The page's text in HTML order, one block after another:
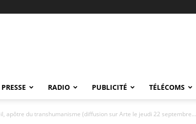
PRESSE RADIO PUBLICITÉ TÉLÉCOMS
apôtre du transhumanisme (diffusion sur Arte le jeudi 22 septembre...